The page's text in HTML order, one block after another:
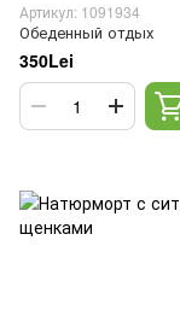
Артикул: 1091934
Обеденный отдых
350Lei